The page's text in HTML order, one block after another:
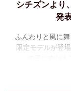
シチズンより
発
ふんわりと風に
限定モデルが登
『wicca（ウィ